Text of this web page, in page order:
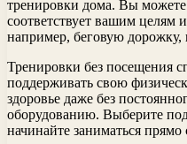
тренировки дома. Вы
соответствует вашим целям
например, беговую дорожку,
Тренировки без посещения
поддерживать свою
здоровье даже без
оборудованию. Выберите
начинайте заниматься прямо